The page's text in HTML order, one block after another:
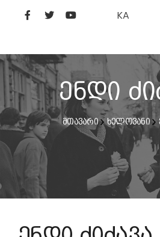
KA
ᲤᲘᲚᲛᲔᲑᲘ
ᲮᲔᲚᲝᲕᲐᲜᲘ
ᲙᲘᲜᲝᲡᲢᲣᲓᲘᲐ
ᲙᲘᲜᲝᲐᲙᲐᲓᲔᲛᲘᲐ
ენდი
მთავარი ხელოვანი